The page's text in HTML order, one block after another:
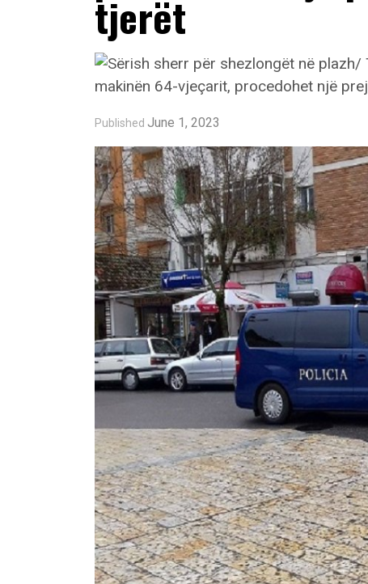
tjerët
Published June 1, 2023